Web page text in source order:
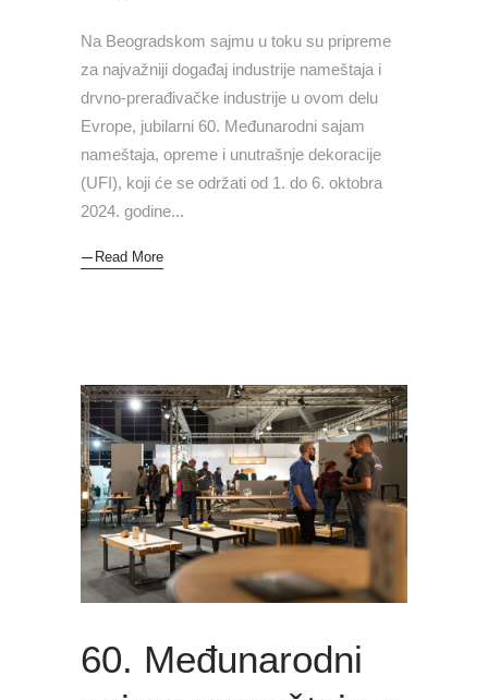
Na Beogradskom sajmu u toku su pripreme
za najvažniji događaj industrije nameštaja i
drvno-prerađivačke industrije u ovom delu
Evrope, jubilarni 60. Međunarodni sajam
nameštaja, opreme i unutrašnje dekoracije
(UFI), koji će se održati od 1. do 6. oktobra
2024. godine
Read More
60. Međunarodni